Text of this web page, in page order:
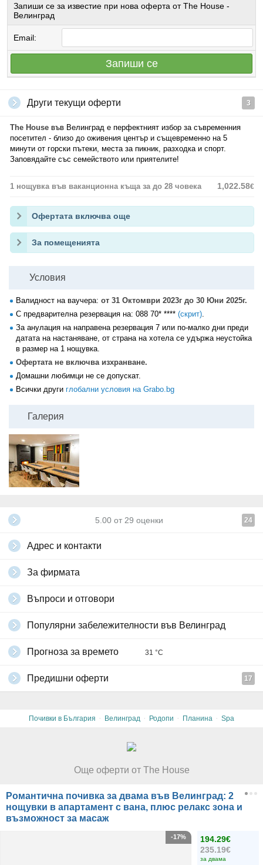
Запиши се за известие при нова оферта от The House -
Велинград
Email:
Запиши се
Други текущи оферти 3
The House във Велинград е перфектният избор за съвременния
посетител - близо до оживения център и същевременно на 5
минути от горски пътеки, места за пикник, разходка и спорт.
Заповядайте със семейството или приятелите!
1 нощувка във ваканционна къща за до 28 човека 1,022.58€
Офертата включва още
За помещенията
Условия
Валидност на ваучера: от 31 Октомври 2023г до 30 Юни 2025г.
С предварителна резервация на: 088 70* **** (скрит)
За анулация на направена резервация 7 или по-малко дни преди
датата на настаняване, от страна на хотела се удържа неустойка
в размер на 1 нощувка.
Офертата не включва изхранване.
Домашни любимци не се допускат.
Всички други глобални условия на Grabo.bg
Галерия
5.00 от 29 оценки 24
Адрес и контакти
За фирмата
Въпроси и отговори
Популярни забележителности във Велинград
Прогноза за времето 31 °C
Предишни оферти 17
Почивки в България · Велинград · Родопи · Планина · Spa
Още оферти от The House
Романтична почивка за двама във Велинград: 2
нощувки в апартамент с вана, плюс релакс зона и
възможност за масаж
194.29€
235.19€
за двама
-17%